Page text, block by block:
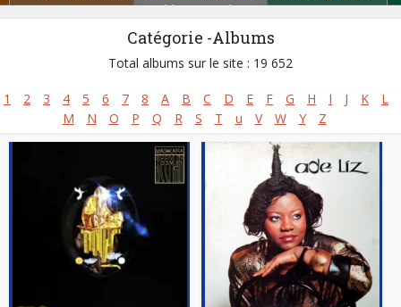
Zoblazo,Zouglou
Catégorie -Albums
Total albums sur le site : 19 652
1 2 3 4 5 6 7 8 A B C D E F G H I J K
L
M
N O P Q R S T u V W Y Z